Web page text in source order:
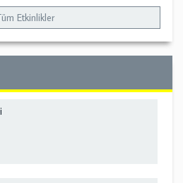
Etkinlikler